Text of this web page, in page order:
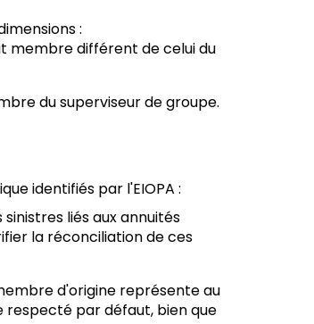
:
membre différent de celui du
du superviseur de groupe.
identifiés par l'EIOPA :
liés aux annuités
la réconciliation de ces
d'origine représente au
respecté par défaut, bien que